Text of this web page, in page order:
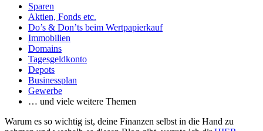
Sparen
Aktien, Fonds etc.
Do’s & Don’ts beim Wertpapierkauf
Immobilien
Domains
Tagesgeldkonto
Depots
Businessplan
Gewerbe
… und viele weitere Themen
Warum es so wichtig ist, deine Finanzen selbst in die Hand zu